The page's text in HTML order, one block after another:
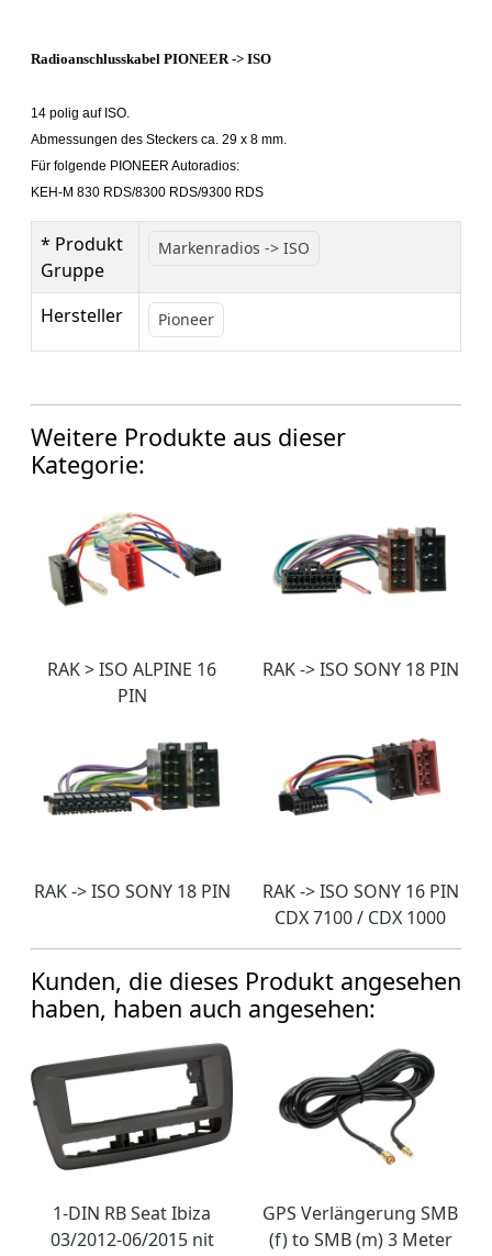
Radioanschlusskabel PIONEER -> ISO
14 polig auf ISO.
Abmessungen des Steckers ca. 29 x 8 mm.
Für folgende PIONEER Autoradios:
KEH-M 830 RDS/8300 RDS/9300 RDS
* Produkt
Gruppe
Markenradios -> ISO
Hersteller Pioneer
Weitere Produkte aus dieser
Kategorie:
RAK > ISO ALPINE 16
PIN
RAK -> ISO SONY 18 PIN
RAK -> ISO SONY 18 PIN
RAK -> ISO SONY 16 PIN
CDX 7100 / CDX 1000
Kunden, die dieses Produkt angesehen
haben, haben auch angesehen:
1-DIN RB Seat Ibiza
03/2012-06/2015 nit
GPS Verlängerung SMB
(f) to SMB (m) 3 Meter